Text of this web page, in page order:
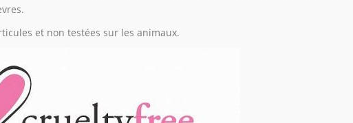
et non testées sur les animaux.